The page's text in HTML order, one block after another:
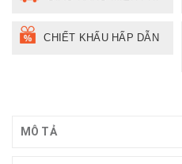
CHIẾT KHẤU HẤP DẪN
MÔ TẢ